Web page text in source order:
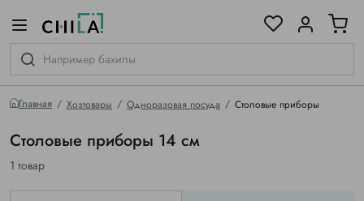
Главная Хозтовары Одноразовая посуда Столовые приборы
Столовые приборы 14 см
1 товар
гамме